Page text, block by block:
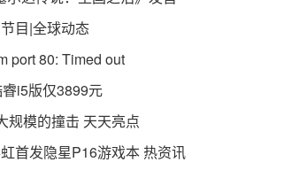
目|全球动态
port 80: Timed out
睿i5版仅3899元
规模的撞击 天天亮点
首发隐星P16游戏本 热资讯